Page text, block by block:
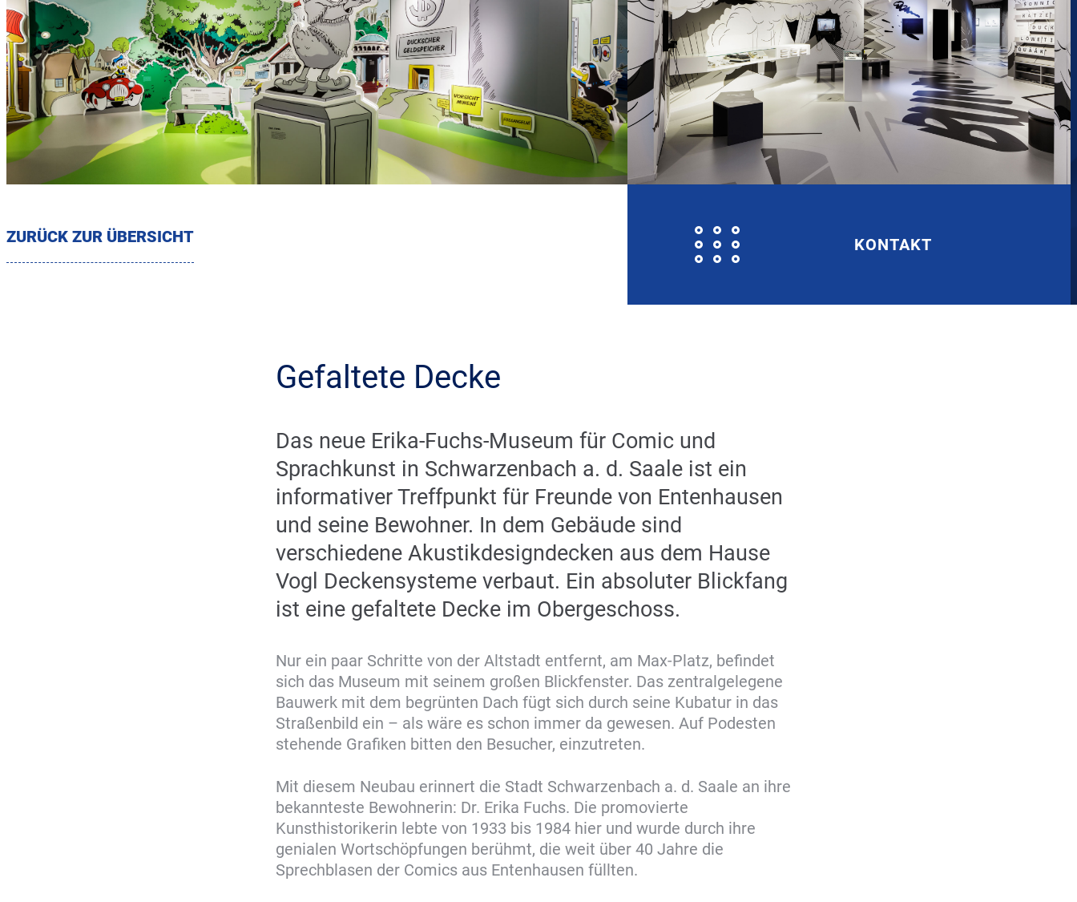
ZURÜCK ZUR ÜBERSICHT KONTAKT
Gefaltete Decke
Das neue Erika-Fuchs-Museum für Comic und
Sprachkunst in Schwarzenbach a. d. Saale ist ein
informativer Treffpunkt für Freunde von Entenhausen
und seine Bewohner. In dem Gebäude sind
verschiedene Akustikdesigndecken aus dem Hause
Vogl Deckensysteme verbaut. Ein absoluter Blickfang
ist eine gefaltete Decke im Obergeschoss.
Nur ein paar Schritte von der Altstadt entfernt, am Max-Platz, befindet
sich das Museum mit seinem großen Blickfenster. Das zentralgelegene
Bauwerk mit dem begrünten Dach fügt sich durch seine Kubatur in das
Straßenbild ein – als wäre es schon immer da gewesen. Auf Podesten
stehende Grafiken bitten den Besucher, einzutreten.
Mit diesem Neubau erinnert die Stadt Schwarzenbach a. d. Saale an ihre
bekannteste Bewohnerin: Dr. Erika Fuchs. Die promovierte
Kunsthistorikerin lebte von 1933 bis 1984 hier und wurde durch ihre
genialen Wortschöpfungen berühmt, die weit über 40 Jahre die
Sprechblasen der Comics aus Entenhausen füllten.